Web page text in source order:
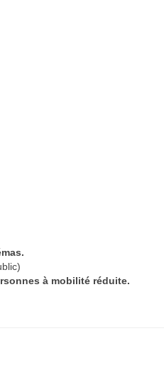
à mobilité réduite.